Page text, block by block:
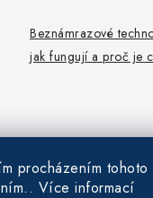
procházením tohoto
Více informací
Beznámrazové
jak fungují a proč je